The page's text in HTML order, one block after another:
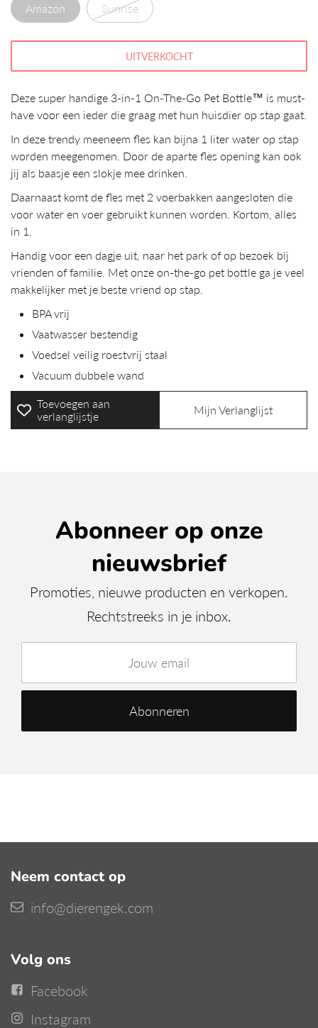
Amazon Sunrise
UITVERKOCHT
Deze super handige 3-in-1 On-The-Go Pet Bottle™ is must-
have voor een ieder die graag met hun huisdier op stap gaat.
In deze trendy meeneem fles kan bijna 1 liter water op stap
worden meegenomen. Door de aparte fles opening kan ook
jij als baasje een slokje mee drinken.
Daarnaast komt de fles met 2 voerbakken aangesloten die
voor water en voer gebruikt kunnen worden. Kortom, alles
in 1.
Handig voor een dagje uit, naar het park of op bezoek bij
vrienden of familie. Met onze on-the-go pet bottle ga je veel
makkelijker met je beste vriend op stap.
BPA vrij
Vaatwasser bestendig
Voedsel veilig roestvrij staal
Vacuum dubbele wand
Toevoegen aan
verlanglijstje
Mijn Verlanglijst
Abonneer op onze
nieuwsbrief
Promoties, nieuwe producten en verkopen.
Rechtstreeks in je inbox.
Neem contact op
info@dierengek.com
Volg ons
Facebook
Instagram